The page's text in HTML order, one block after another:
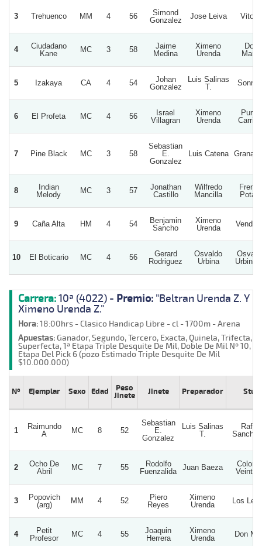
3 Trehuenco MM 4 56
Simond
Gonzalez
Jose Leiva Vitorio
4
Ciudadano
Kane
MC 3 58
Jaime
Medina
Ximeno
Urenda
Don
Mario
5 Izakaya CA 4 54
Johan
Gonzalez
Luis Salinas
T.
6 El Profeta MC 4 56
Israel
Villagran
Ximeno
Urenda
Puros
7 Pine Black MC 3 58
Sebastian
E.
Gonzalez
Luis Catena
8
Indian
Melody
MC 3 57
Jonathan
Castillo
Wilfredo
Mancilla
French
Potato
9 Caña Alta HM 4 54
Benjamin
Sancho
Ximeno
Urenda
10 El Boticario MC 4 56
Gerard
Rodriguez
Osvaldo
Urbina
Urbina
Carrera:10ª (4022) - Premio: "Beltran Urenda Z. Y
Ximeno Urenda Z."
Hora:18:00hrs - Clasico Handicap Libre - cl - 1700m - Arena
Apuestas:Ganador, Segundo, Tercero, Exacta, Quinela, Trifecta,
Superfecta, 1ª Etapa Triple Desquite De Mil, Doble De Mil Nº 10, 2ª
Etapa Del Pick 6 (pozo Estimado Triple Desquite De Mil
$10.000.000)
Nº Ejemplar Sexo Edad
Peso
Jinete
Jinete Preparador Stud
1
Raimundo
A
MC 8 52
Sebastian
E.
Gonzalez
Luis Salinas
T.
Rafael
2
Ocho De
Abril
MC 7 55
Rodolfo
Fuenzalida
Juan Baeza
3
Popovich
(arg)
MM 4 52
Piero
Reyes
Ximeno
Urenda
Los
4
Petit
Profesor
MC 4 55
Joaquin
Herrera
Ximeno
Urenda
Don